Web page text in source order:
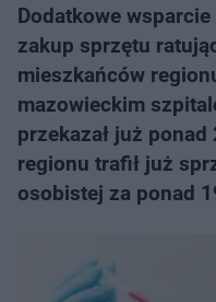
Dodatkowe
zakup sprzętu
mieszkańców
mazowieckim
przekazał już
regionu trafił już
osobistej za ponad